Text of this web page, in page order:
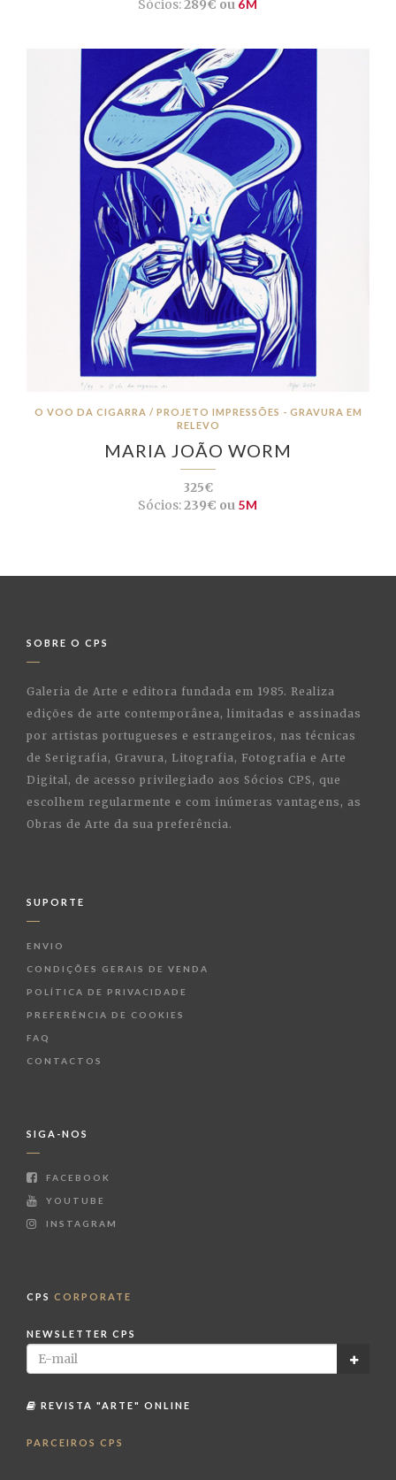
Sócios:289€ ou 6M
O VOO DA CIGARRA / PROJETO IMPRESSÕES - GRAVURA EM
RELEVO
MARIA JOÃO WORM
325€
Sócios:239€ ou 5M
SOBRE O CPS
Galeria de Arte e editora fundada em 1985. Realiza
edições de arte contemporânea, limitadas e assinadas
por artistas portugueses e estrangeiros, nas técnicas
de Serigrafia, Gravura, Litografia, Fotografia e Arte
Digital, de acesso privilegiado aos Sócios CPS, que
escolhem regularmente e com inúmeras vantagens, as
Obras de Arte da sua preferência.
SUPORTE
ENVIO
CONDIÇÕES GERAIS DE VENDA
POLÍTICA DE PRIVACIDADE
PREFERÊNCIA DE COOKIES
FAQ
CONTACTOS
SIGA-NOS
FACEBOOK
YOUTUBE
INSTAGRAM
CPS CORPORATE
NEWSLETTER CPS
REVISTA "ARTE" ONLINE
PARCEIROS CPS